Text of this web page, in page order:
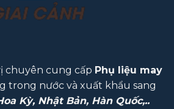
chuyên cung cấp Phụ liệu may
trong nước và xuất khẩu sang
Kỳ, Nhật Bản, Hàn Quốc,..